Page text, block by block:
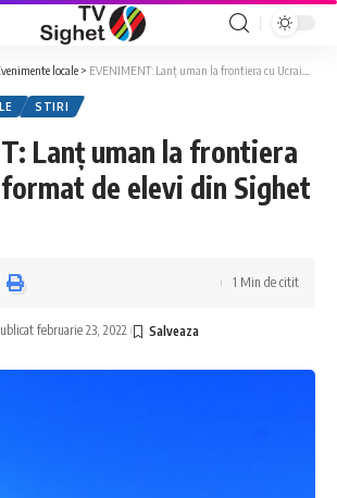
locale > EVENIMENT: Lanț uman la frontiera cu Ucraina format de elevi din Sighet și Slatina
STIRI
Lanț uman la frontiera
de elevi din Sighet
februarie 23, 2022
1 Min de citit